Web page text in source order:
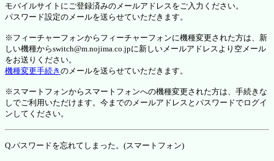
モバイルサイトにご登録済みのメールアドレスをご入力ください。
パスワード設定のメールを送らせていただきます。
※フィーチャーフォンからフィーチャーフォンに機種変更された方は、新
しい機種からswitch@m.nojima.co.jpに新しいメールアドレスより空メール
をお送りください。
機種変更手続き のメールを送らせていただきます。
※スマートフォンからスマートフォンへの機種変更された方は、手続きな
しでご利用いただけます。今までのメールアドレスとパスワードでログイ
ンしてください。
Q.パスワードを忘れてしまった。(スマートフォン)